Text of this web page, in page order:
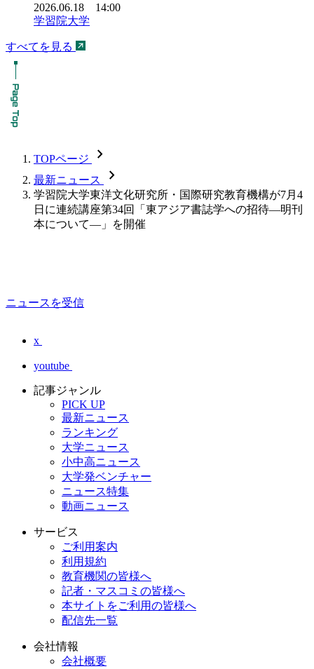
2026.06.18 14:00
学習院大学
すべてを見る
TOPページ chevron_forward
最新ニュース chevron_forward
学習院大学東洋文化研究所・国際研究教育機構が7月4
日に連続講座第34回「東アジア書誌学への招待―明刊
本について―」を開催
ニュースを受信
x
youtube
記事ジャンル
PICK UP
最新ニュース
ランキング
大学ニュース
小中高ニュース
大学発ベンチャー
ニュース特集
動画ニュース
サービス
ご利用案内
利用規約
教育機関の皆様へ
記者・マスコミの皆様へ
本サイトをご利用の皆様へ
配信先一覧
会社情報
会社概要